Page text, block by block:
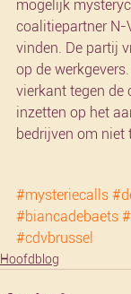
mogelijk
coalitiepartner N-
vinden. De partij
op de
vierkant tegen de
inzetten op het
bedrijven om niet
#mysteriecalls
#biancadebaets
#cdvbrussel
Hoofdblog